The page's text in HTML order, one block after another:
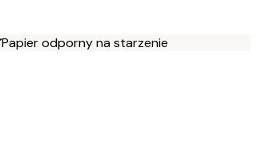
Papier odporny na starzenie